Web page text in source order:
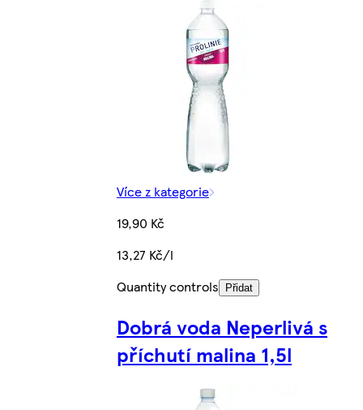
Více z kategorie
19,90 Kč
13,27 Kč/l
Quantity controls
Přidat
Dobrá voda Neperlivá s
příchutí malina 1,5l